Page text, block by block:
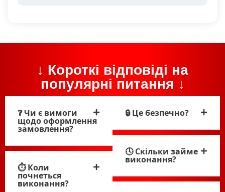
↓ Короткі відповіді на
популярні питання ↓
❓ Чи є вимоги
щодо оформлення
замовлення?
⏱ Коли
почнеться
виконання?
🔒 Це безпечно?
🕓 Скільки займе
виконання?